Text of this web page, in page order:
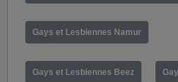
Gays et Lesbiennes Namur
Gays et Lesbiennes Beez